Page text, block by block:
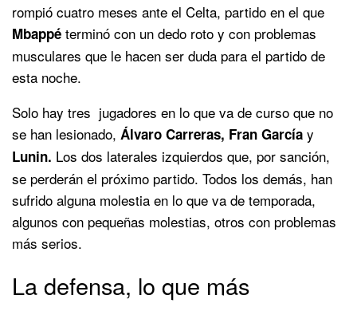
rompió cuatro meses ante el Celta, partido en el que
Mbappé terminó con un dedo roto y con problemas
musculares que le hacen ser duda para el partido de
esta noche.
Solo hay tres jugadores en lo que va de curso que no
se han lesionado, Álvaro Carreras, Fran García y
Lunin. Los dos laterales izquierdos que, por sanción,
se perderán el próximo partido. Todos los demás, han
sufrido alguna molestia en lo que va de temporada,
algunos con pequeñas molestias, otros con problemas
más serios.
La defensa, lo que más